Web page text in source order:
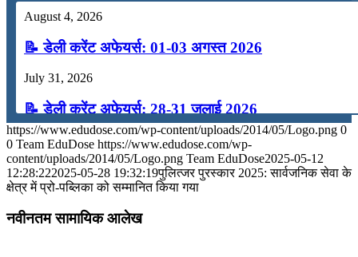
August 4, 2026
📝 डेली करेंट अफेयर्स: 01-03 अगस्त 2026
July 31, 2026
📝 डेली करेंट अफेयर्स: 28-31 जुलाई 2026
July 28, 2026
📝 डेली करेंट अफेयर्स: 25-27 जुलाई 2026
https://www.edudose.com/wp-content/uploads/2014/05/Logo.png 0
0 Team EduDose https://www.edudose.com/wp-
content/uploads/2014/05/Logo.png Team EduDose2025-05-12
12:28:222025-05-28 19:32:19पुलित्जर पुरस्कार 2025: सार्वजनिक सेवा के
क्षेत्र में प्रो-पब्लिका को सम्मानित किया गया
नवीनतम सामायिक आलेख